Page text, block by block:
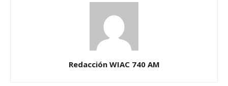
Redacción WIAC 740 AM